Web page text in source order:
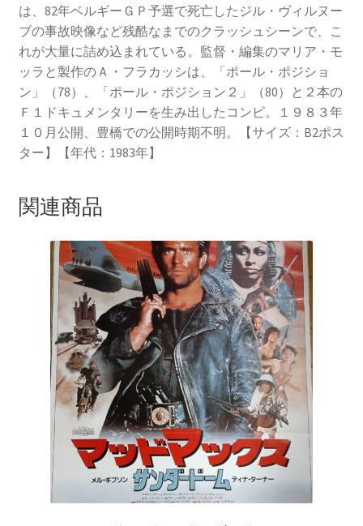
は、82年ベルギーＧＰ予選で死亡したジル・ヴィルヌー
ブの事故映像など残酷なまでのクラッシュシーンで、こ
れが大量に詰め込まれている。監督・編集のマリア・モ
ッラと製作のＡ・フラカッシは、「ポール・ポジショ
ン」（78）、「ポール・ポジション２」（80）と２本の
Ｆ１ドキュメンタリーを生み出したコンビ。１９８３年
１０月公開、豊橋での公開時期不明。【サイズ：B2ポス
ター】【年代：1983年】
関連商品